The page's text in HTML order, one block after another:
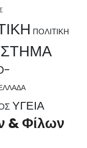
ΠΟΛΙΤΙΚΗ
ΥΓΕΙΑ
& Φίλων